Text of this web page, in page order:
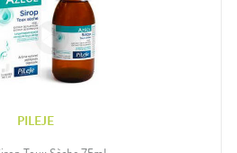
PILEJE